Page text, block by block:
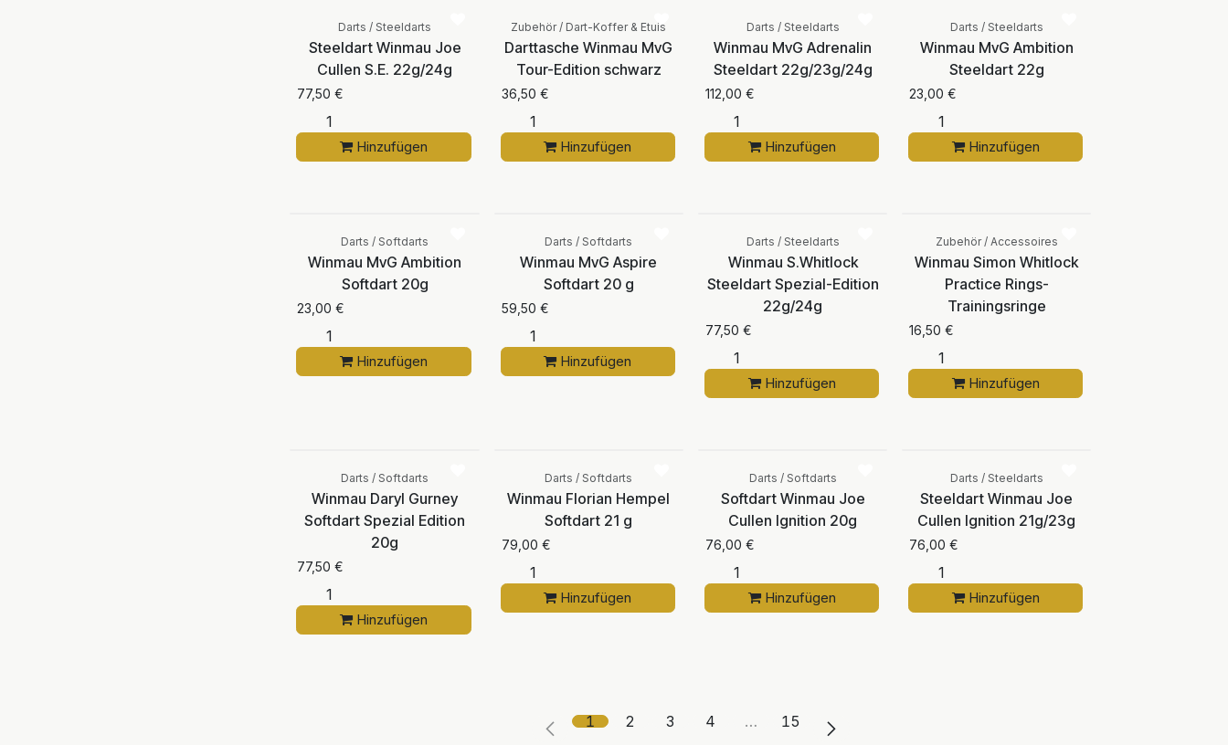
Darts / Steeldarts
Steeldart Winmau Joe
Cullen S.E. 22g/24g
77,50 €
Hinzufügen
Zubehör / Dart-Koffer & Etuis
Darttasche Winmau MvG
Tour-Edition schwarz
36,50 €
Hinzufügen
Darts / Steeldarts
Winmau MvG Adrenalin
Steeldart 22g/23g/24g
112,00 €
Hinzufügen
Darts / Steeldarts
Winmau MvG Ambition
Steeldart 22g
23,00 €
Hinzufügen
Darts / Softdarts
Winmau MvG Ambition
Softdart 20g
23,00 €
Hinzufügen
Darts / Softdarts
Winmau MvG Aspire
Softdart 20 g
59,50 €
Hinzufügen
Darts / Steeldarts
Winmau S.Whitlock
Steeldart Spezial-Edition
22g/24g
77,50 €
Hinzufügen
Zubehör / Accessoires
Winmau Simon Whitlock
Practice Rings-
Trainingsringe
16,50 €
Hinzufügen
Darts / Softdarts
Winmau Daryl Gurney
Softdart Spezial Edition
20g
77,50 €
Hinzufügen
Darts / Softdarts
Winmau Florian Hempel
Softdart 21 g
79,00 €
Hinzufügen
Darts / Softdarts
Softdart Winmau Joe
Cullen Ignition 20g
76,00 €
Hinzufügen
Darts / Steeldarts
Steeldart Winmau Joe
Cullen Ignition 21g/23g
76,00 €
Hinzufügen
1 2 3 4 … 15